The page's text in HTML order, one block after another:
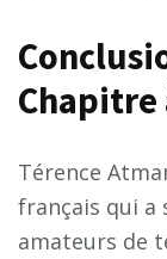
Chapitre
Térence
français qui a
amateurs de